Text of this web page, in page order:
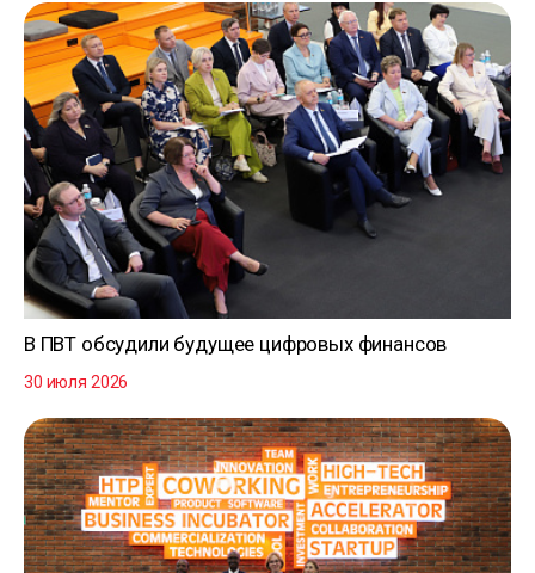
В ПВТ обсудили будущее цифровых финансов
30 июля 2026